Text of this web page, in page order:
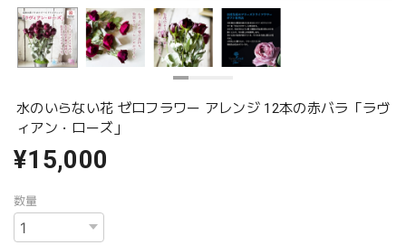
水のいらない花 ゼロフラワー アレンジ 12本の赤バラ「ラヴ
ィアン・ローズ」
¥15,000
数量